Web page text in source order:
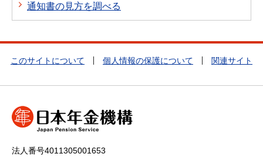
通知書の見方を調べる
このサイトについて 個人情報の保護について 関連サイト
法人番号4011305001653